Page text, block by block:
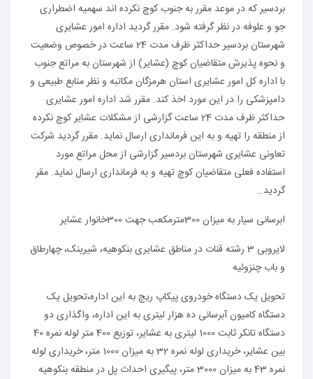
بردسیر که در موعد مقرر به جنوب کوچ نکرده اند سهمیه اضطراری
جو و علوفه در نظر گرفته شود. مقرر گردید اداره امور عشایری
شهرستان بردسیر حداکثر ظرف مدت 24 ساعت در خصوص وضعیت
و نحوه پذیرش متقاضیان کوچ (عشایر) از شهرستان به مراتع جنوب
با اداره کل امور عشایری استان هرمزگان مکاتبه و نظر منابع طبیعی و
دامپزشکی را در این مورد اخذ کند. مقرر شد اداره امور عشایری
حداکثر ظرف مدت 24 ساعت گزارشی از مشکلات عشایر کوچ نکرده
از منطقه را تهیه و به این فرمانداری ارسال نماید. مقرر گردید شرکت
تعاونی عشایری شهرستان بردسیر گزارشی از محل مراتع مورد
استفاده فعلی متقاضیان کوچ تهیه و به فرمانداری ارسال نماید. مقر
گردید…
ابرسانی سیار به میزان 300مترمکعب جهت 300خانوار عشایر
لایروبی 3 رشته قنات در مناطق عشایری بنکوهیه، شیرینک، چهارطاق
و باب چنزوئیه
تحویل یک دستگاه خودروی پیکاپ ریچ به این اداره،تحویل یک
دستگاه کامیون آبرسانی ده هزار لیتری به این اداره، واگذاری دو
دستگاه تانکر ثابت 1000 لیتری به عشایر، توزیع 400 متر لوله نمره 40
بین عشایر، خریداری لوله نمره 32 به میزان 1000 متر، خریداری لوله
نمره 43 به میزان 3000 متر، پیگیری احداث پل در منطقه بنکوهیه